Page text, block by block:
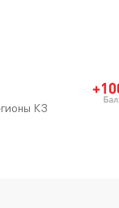
КЗ